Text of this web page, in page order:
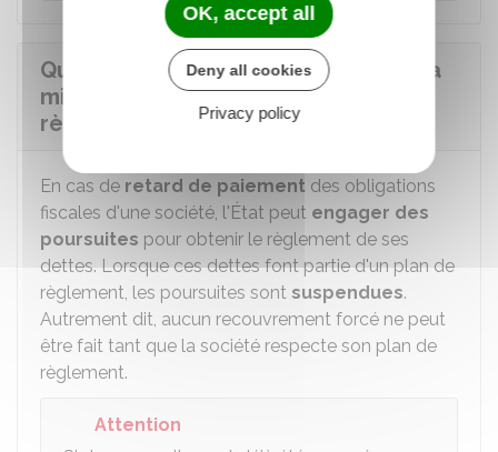
Quelles sont les conséquences de la
mise en place d'un plan de
règlement ?
En cas de retard de paiement des obligations
fiscales d'une société, l'État peut engager des
poursuites pour obtenir le règlement de ses
dettes. Lorsque ces dettes font partie d'un plan de
règlement, les poursuites sont suspendues.
Autrement dit, aucun recouvrement forcé ne peut
être fait tant que la société respecte son plan de
règlement.
Attention
OK, accept all
Deny all cookies
Privacy policy